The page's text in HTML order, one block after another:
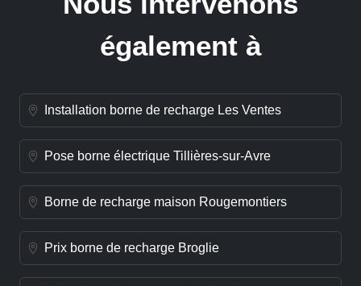
également à
Installation borne de recharge Les Ventes
Pose borne électrique Tillières-sur-Avre
Borne de recharge maison Rougemontiers
Prix borne de recharge Broglie